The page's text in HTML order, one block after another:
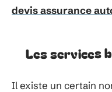
devis assurance
Les services
Il existe un certain